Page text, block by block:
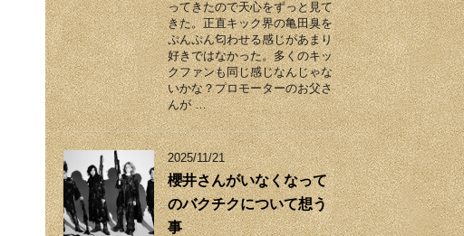
ってきたので天心をずっと見て
きた。正直キック界の亀田臭を
ぷんぷん匂わせる感じがあまり
好きではなかった。多くのキッ
クファンも同じ感じなんじゃな
いかな？プロモーターのお父さ
んが …
2025/11/21
櫻井さんがいなくなって
のバクチクについて想う
事